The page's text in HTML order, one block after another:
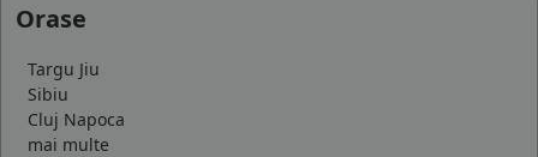
Orase
Targu Jiu
Sibiu
Cluj Napoca
mai multe